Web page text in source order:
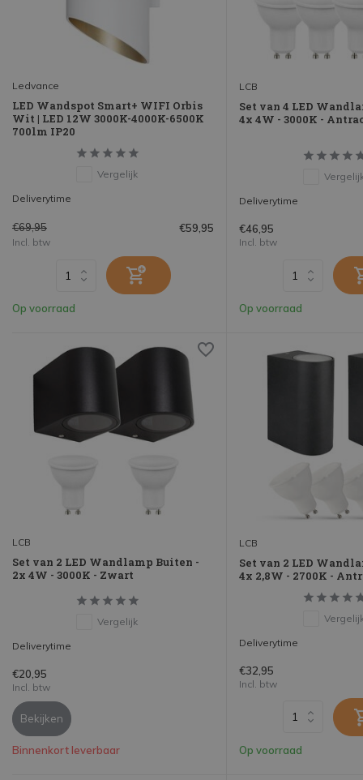
Ledvance
LED Wandspot Smart+ WIFI Orbis
Wit | LED 12W 3000K-4000K-6500K
700lm IP20
Vergelijk
Deliverytime
€69,95 €59,95
Incl. btw
Op voorraad
LCB
Set van 4 LED
4x 4W - 3000K -
Deliverytime
€46,95
Incl. btw
Op voorraad
LCB
Set van 2 LED Wandlamp Buiten -
2x 4W - 3000K - Zwart
Vergelijk
Deliverytime
€20,95
Incl. btw
Bekijken
Binnenkort leverbaar
LCB
Set van 2 LED
4x 2,8W - 2700K -
Deliverytime
€32,95
Incl. btw
Op voorraad